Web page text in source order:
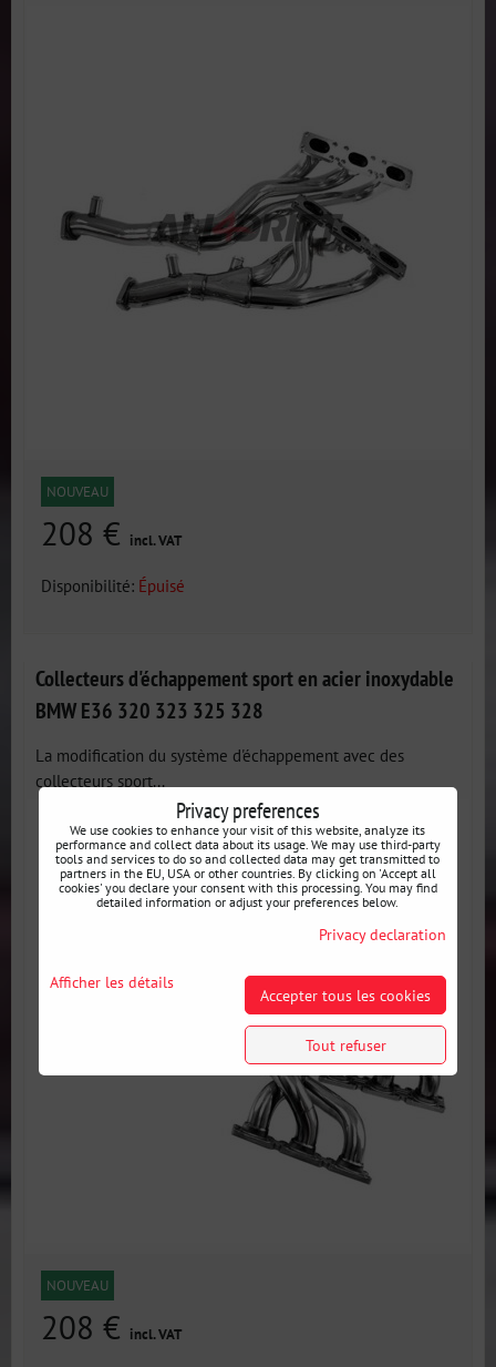
NOUVEAU
208 € incl. VAT
Disponibilité: Épuisé
Collecteurs d'échappement sport en acier inoxydable
BMW E36 320 323 325 328
La modification du système d'échappement avec des
collecteurs sport...
NOUVEAU
208 € incl. VAT
Privacy preferences
We use cookies to enhance your visit of this website, analyze its
performance and collect data about its usage. We may use third-party
tools and services to do so and collected data may get transmitted to
partners in the EU, USA or other countries. By clicking on 'Accept all
cookies' you declare your consent with this processing. You may find
detailed information or adjust your preferences below.
Privacy declaration
Afficher les détails
Accepter tous les cookies
Tout refuser